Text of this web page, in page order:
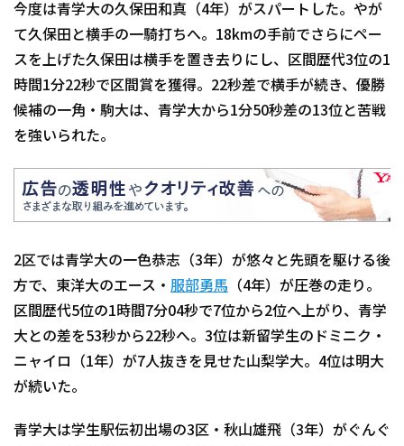
今度は青学大の久保田和真（4年）がスパートした。やが
て久保田と横手の一騎打ちへ。18kmの手前でさらにペー
スを上げた久保田は横手を置き去りにし、区間歴代3位の1
時間1分22秒で区間賞を獲得。22秒差で横手が続き、優勝
候補の一角・駒大は、青学大から1分50秒差の13位と苦戦
を強いられた。
2区では青学大の一色恭志（3年）が悠々と先頭を駆ける後
方で、東洋大のエース・ 服部勇馬 （4年）が圧巻の走り。
区間歴代5位の1時間7分04秒で7位から2位へ上がり、青学
大との差を53秒から22秒へ。3位は新留学生のドミニク・
ニャイロ（1年）が7人抜きを見せた山梨学大。4位は明大
が続いた。
青学大は学生駅伝初出場の3区・秋山雄飛（3年）がぐんぐ